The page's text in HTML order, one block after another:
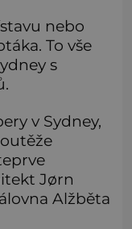
nebo
To vše
s
v Sydney,
Jørn
Alžběta